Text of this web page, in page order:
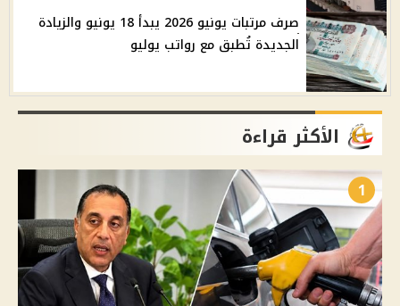
صرف مرتبات يونيو 2026 يبدأ 18 يونيو والزيادة
الجديدة تُطبق مع رواتب يوليو
الأكثر قراءة
1